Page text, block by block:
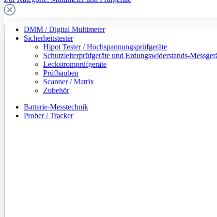
DMM / Digital Multimeter
Sicherheitstester
Hipot Tester / Hochspannungsprüfgeräte
Schutzleiterprüfgeräte und Erdungswiderstands-
Leckstromprüfgeräte
Prüfhauben
Scanner / Matrix
Zubehör
Batterie-Messtechnik
Prober / Tracker